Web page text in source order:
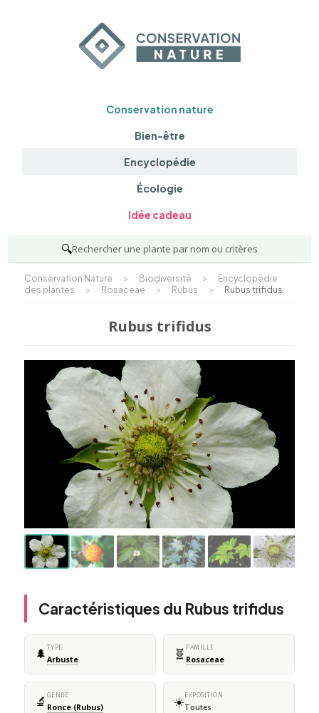
Conservation nature
Bien-être
Encyclopédie
Écologie
Idée cadeau
🔍Rechercher une plante par nom ou critères
Conservation Nature > Biodiversité >
Encyclopédie
des plantes
> Rosaceae > Rubus > Rubus trifidus
Rubus trifidus
Caractéristiques du Rubus trifidus
🌲 TYPE
Arbuste 🧬 FAMILLE
Rosaceae
🔬 GENRE
Ronce (Rubus) ☀️EXPOSITION
Toutes